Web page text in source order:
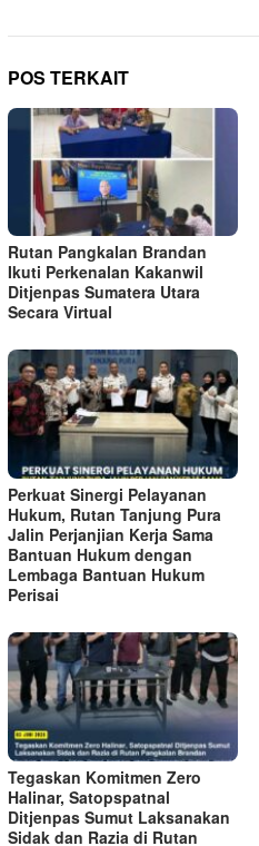
POS TERKAIT
Rutan Pangkalan Brandan
Ikuti Perkenalan Kakanwil
Ditjenpas Sumatera Utara
Secara Virtual
Perkuat Sinergi Pelayanan
Hukum, Rutan Tanjung Pura
Jalin Perjanjian Kerja Sama
Bantuan Hukum dengan
Lembaga Bantuan Hukum
Perisai
Tegaskan Komitmen Zero
Halinar, Satopspatnal
Ditjenpas Sumut Laksanakan
Sidak dan Razia di Rutan